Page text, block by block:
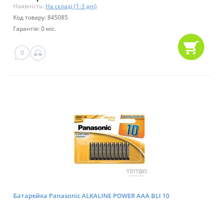
Наявність: На складі (1-3 дні)
Код товару: 845085
Гарантія: 0 міс.
0
Батарейка Panasonic ALKALINE POWER AAA BLI 10